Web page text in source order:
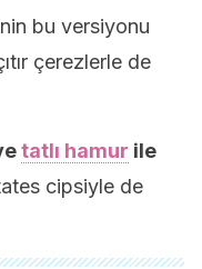
bu versiyonu
çerezlerle de
tatlı hamur ile
cipsiyle de